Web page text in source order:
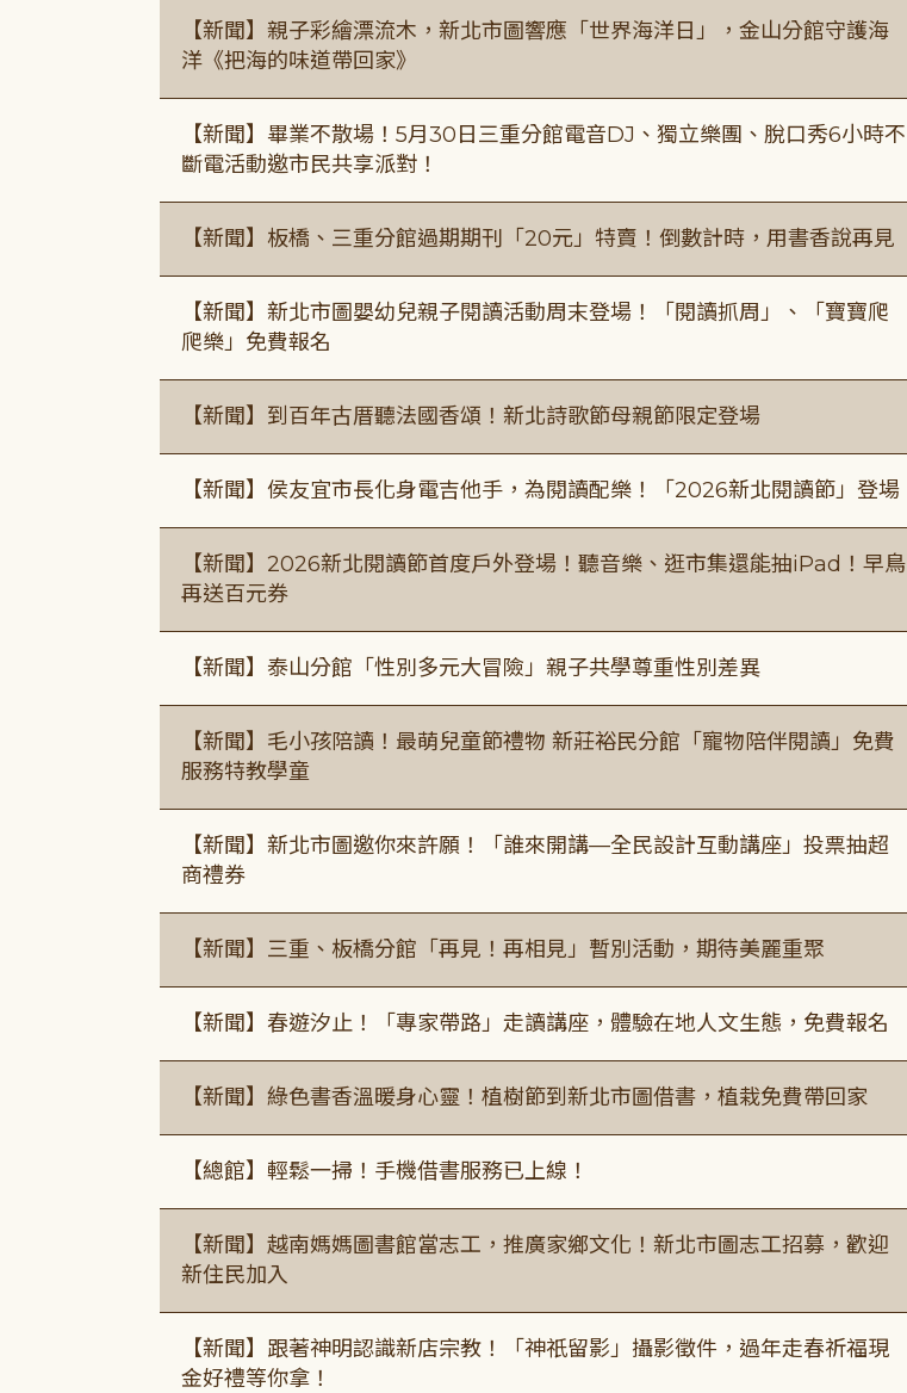
【新聞】親子彩繪漂流木，新北市圖響應「世界海洋日」，金山分館守護海
洋《把海的味道帶回家》
【新聞】畢業不散場！5月30日三重分館電音DJ、獨立樂團、脫口秀6小時不
斷電活動邀市民共享派對！
【新聞】板橋、三重分館過期期刊「20元」特賣！倒數計時，用書香說再見
【新聞】新北市圖嬰幼兒親子閱讀活動周末登場！「閱讀抓周」、「寶寶爬
爬樂」免費報名
【新聞】到百年古厝聽法國香頌！新北詩歌節母親節限定登場
【新聞】侯友宜市長化身電吉他手，為閱讀配樂！「2026新北閱讀節」登場
【新聞】2026新北閱讀節首度戶外登場！聽音樂、逛市集還能抽iPad！早鳥
再送百元券
【新聞】泰山分館「性別多元大冒險」親子共學尊重性別差異
【新聞】毛小孩陪讀！最萌兒童節禮物 新莊裕民分館「寵物陪伴閱讀」免費
服務特教學童
【新聞】新北市圖邀你來許願！「誰來開講—全民設計互動講座」投票抽超
商禮券
【新聞】三重、板橋分館「再見！再相見」暫別活動，期待美麗重聚
【新聞】春遊汐止！「專家帶路」走讀講座，體驗在地人文生態，免費報名
【新聞】綠色書香溫暖身心靈！植樹節到新北市圖借書，植栽免費帶回家
【總館】輕鬆一掃！手機借書服務已上線！
【新聞】越南媽媽圖書館當志工，推廣家鄉文化！新北市圖志工招募，歡迎
新住民加入
【新聞】跟著神明認識新店宗教！「神祇留影」攝影徵件，過年走春祈福現
金好禮等你拿！